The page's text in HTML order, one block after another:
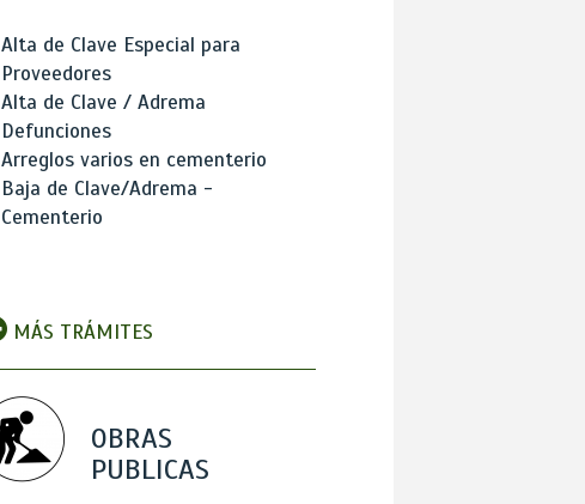
Alta de Clave Especial para
Proveedores
Alta de Clave / Adrema
Defunciones
Arreglos varios en cementerio
Baja de Clave/Adrema -
Cementerio
MÁS TRÁMITES
OBRAS
PUBLICAS